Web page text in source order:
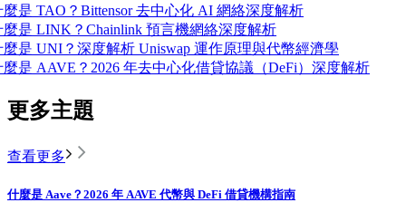
麼是 TAO？Bittensor 去中心化 AI 網絡深度解析
麼是 LINK？Chainlink 預言機網絡深度解析
麼是 UNI？深度解析 Uniswap 運作原理與代幣經濟學
麼是 AAVE？2026 年去中心化借貸協議（DeFi）深度解析
更多主題
查看更多
什麼是 Aave？2026 年 AAVE 代幣與 DeFi 借貸機構指南